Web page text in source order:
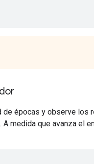
de épocas y observe los
medida que avanza el